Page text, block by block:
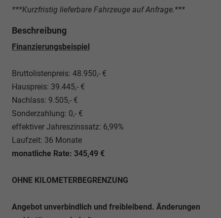
***Kurzfristig lieferbare Fahrzeuge auf Anfrage.***
Beschreibung
Finanzierungsbeispiel
Bruttolistenpreis: 48.950,- €
Hauspreis: 39.445,- €
Nachlass: 9.505,- €
Sonderzahlung: 0,- €
effektiver Jahreszinssatz: 6,99%
Laufzeit: 36 Monate
monatliche Rate: 345,49 €
OHNE KILOMETERBEGRENZUNG
Angebot unverbindlich und freibleibend. Änderungen